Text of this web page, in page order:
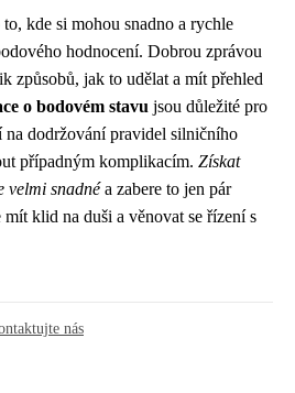
kde si mohou snadno a rychle
hodnocení. Dobrou zprávou
způsobů, jak to udělat a mít přehled
o bodovém stavu jsou důležité pro
dodržování pravidel silničního
případným komplikacím. Získat
velmi snadnéa zabere to jen pár
klid na duši a věnovat se řízení s
nás